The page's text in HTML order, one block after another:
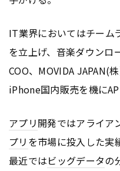
IT業界においてはチーム
を立上げ、音楽ダウン
COO、MOVIDA JAPAN(
iPhone国内販売を機に
アプリ開発ではアライア
プリ を市場に投入した実
最近ではビッグデータの